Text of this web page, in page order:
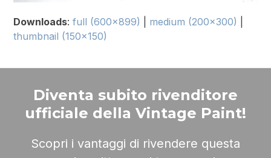
Downloads:full (600x899) medium (200x300)
thumbnail (150x150)
Diventa subito rivenditore
ufficiale della Vintage Paint!
Scopri i vantaggi di rivendere questa